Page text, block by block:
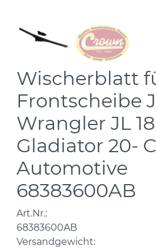
Wischerblatt
Frontscheibe
Wrangler JL
Gladiator 20-
Automotive
68383600AB
Art.Nr.:
68383600AB
Versandgewicht: